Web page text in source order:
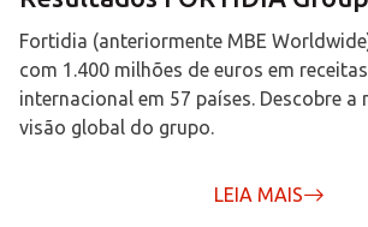
Fortidia (anteriormente MBE
com 1.400 milhões de euros em
internacional em 57 países. Descobre a
visão global do grupo.
LEIA MAIS